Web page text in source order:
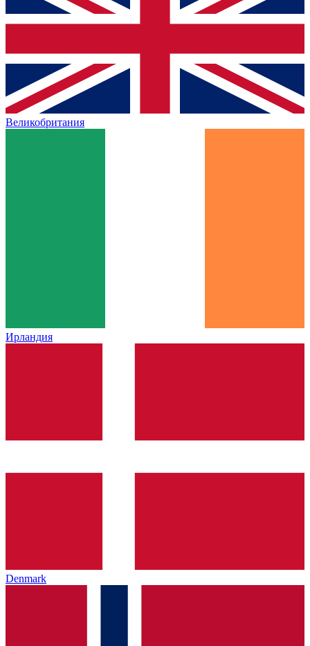
Великобритания
Ирландия
Denmark